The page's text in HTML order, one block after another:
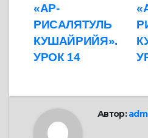
Навигация
по
записям
«АР-
РИСАЛЯТУЛЬ
КУШАЙРИЙЯ».
УРОК 14
Автор: